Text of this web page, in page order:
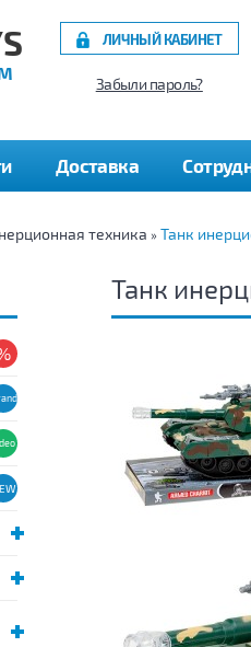
ЛИЧНЫЙ КАБИНЕТ
Забыли пароль?
Доставка
техника » Танк
Танк